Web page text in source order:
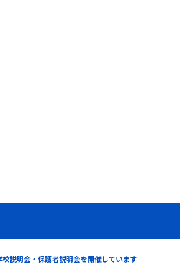
校説明会・保護者説明会を開催しています